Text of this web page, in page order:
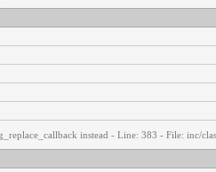
instead - Line: 383 - File: inc/